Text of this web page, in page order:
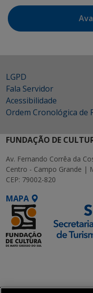
LGPD
Fala Servidor
Acessibilidade
Ordem Cronológica de
FUNDAÇÃO DE
Av. Fernando Corrêa da
Centro - Campo Grande |
CEP: 79002-820
MAPA
Transformação